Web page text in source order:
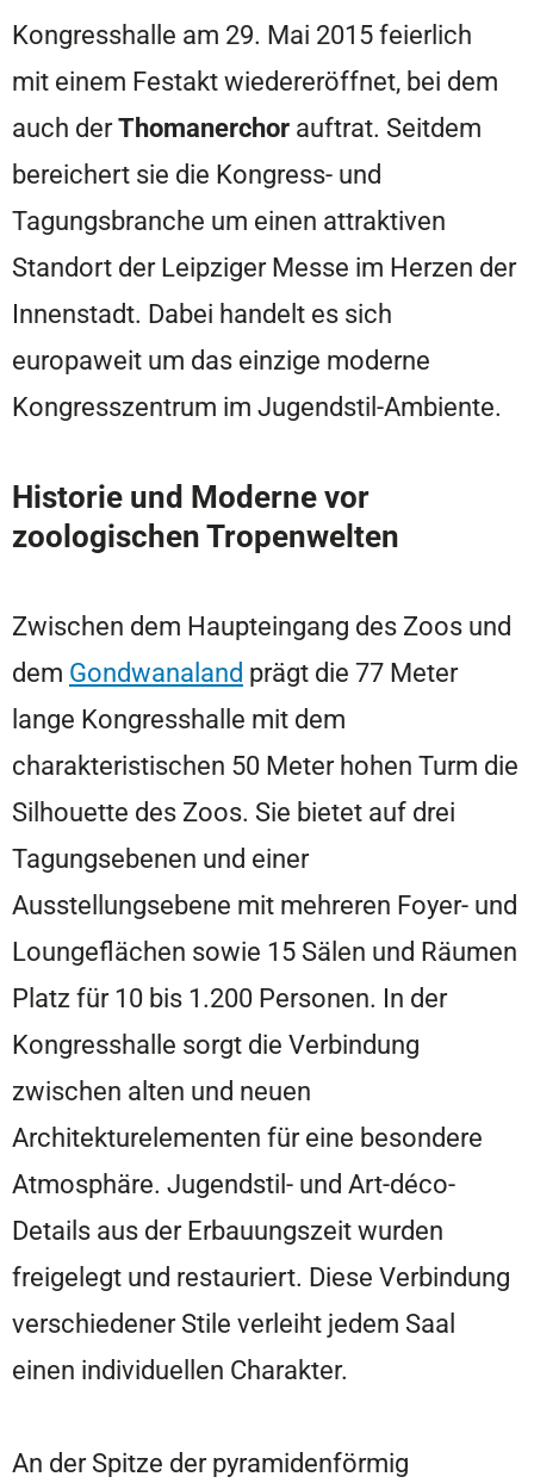
Kongresshalle am 29. Mai 2015 feierlich
mit einem Festakt wiedereröffnet, bei dem
auch derThomanerchor auftrat. Seitdem
bereichert sie die Kongress- und
Tagungsbranche um einen attraktiven
Standort der Leipziger Messe im Herzen der
Innenstadt. Dabei handelt es sich
europaweit um das einzige moderne
Kongresszentrum im Jugendstil-Ambiente.
Historie und Moderne vor
zoologischen Tropenwelten
Zwischen dem Haupteingang des Zoos und
dem Gondwanaland prägt die 77 Meter
lange Kongresshalle mit dem
charakteristischen 50 Meter hohen Turm die
Silhouette des Zoos. Sie bietet auf drei
Tagungsebenen und einer
Ausstellungsebene mit mehreren Foyer- und
Loungeflächen sowie 15 Sälen und Räumen
Platz für 10 bis 1.200 Personen. In der
Kongresshalle sorgt die Verbindung
zwischen alten und neuen
Architekturelementen für eine besondere
Atmosphäre. Jugendstil- und Art-déco-
Details aus der Erbauungszeit wurden
freigelegt und restauriert. Diese Verbindung
verschiedener Stile verleiht jedem Saal
einen individuellen Charakter.
An der Spitze der pyramidenförmig